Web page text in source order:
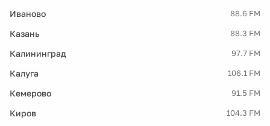
Иваново 88.6 FM
Казань 88.3 FM
Калининград 97.7 FM
Калуга 106.1 FM
Кемерово 91.5 FM
Киров 104.3 FM